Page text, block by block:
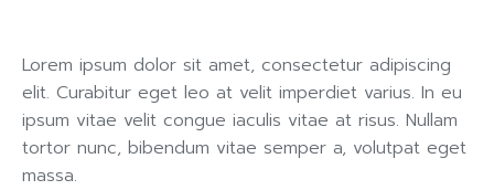
Lorem ipsum dolor sit amet, consectetur adipiscing
elit. Curabitur eget leo at velit imperdiet varius. In eu
ipsum vitae velit congue iaculis vitae at risus. Nullam
tortor nunc, bibendum vitae semper a, volutpat eget
massa.